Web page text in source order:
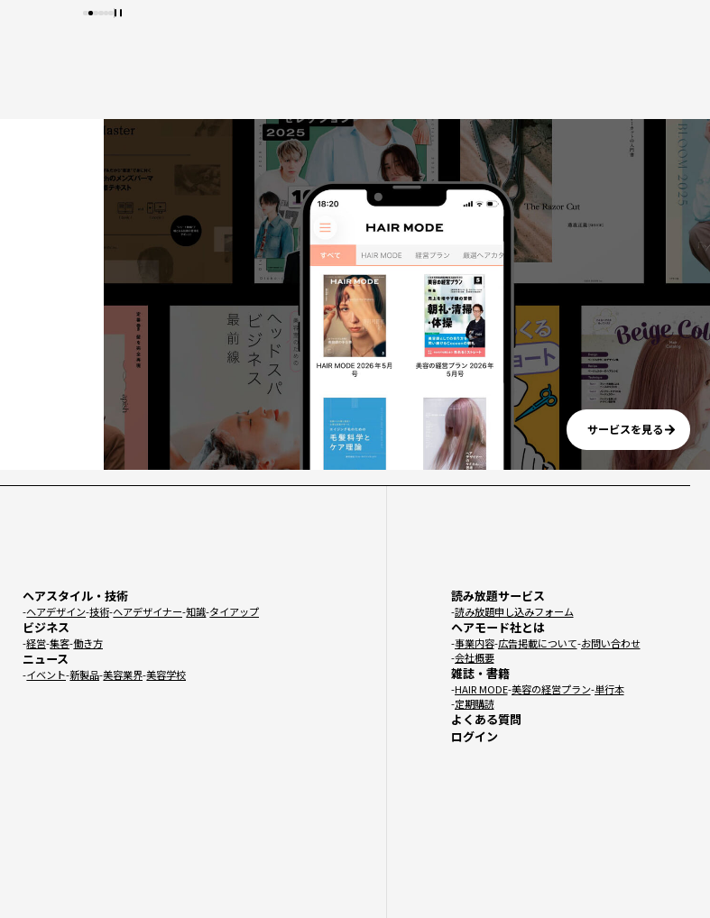
サービスを見る
ヘアスタイル・技術
ヘアデザイン 技術 ヘアデザイナー 知識 タイアップ
ビジネス
経営 集客 働き方
ニュース
イベント 新製品 美容業界 美容学校
読み放題サービス
読み放題申し込みフォーム
ヘアモード社とは
事業内容 広告掲載について お問い合わせ
会社概要
雑誌・書籍
HAIR MODE 美容の経営プラン 単行本
定期購読
よくある質問
ログイン